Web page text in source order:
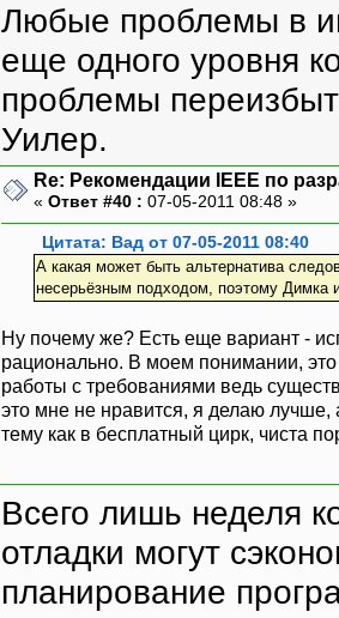
Любые проблемы в
еще одного уровня
проблемы
Уилер.
Re: Рекомендации IEEE по
« Ответ #40 : 07-05-2011 08:48 »
Цитата: Вад от 07-05-2011 08:40
А какая может быть альтернатива
несерьёзным подходом, поэтому Димка
Ну почему же? Есть еще вариант -
рационально. В моем понимании,
работы с требованиями ведь
это мне не нравится, я делаю лучше,
тему как в бесплатный цирк, чиста
Всего лишь неделя
отладки могут
планирование